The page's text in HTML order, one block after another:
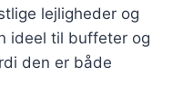
lejligheder og
ideel til buffeter og
den er både